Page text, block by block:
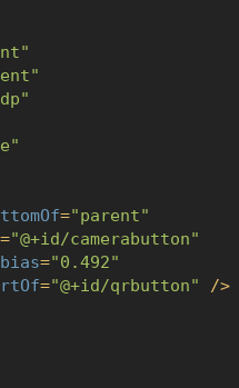
="parent"
="@+id/camerabutton"
="0.492"
="@+id/qrbutton" />